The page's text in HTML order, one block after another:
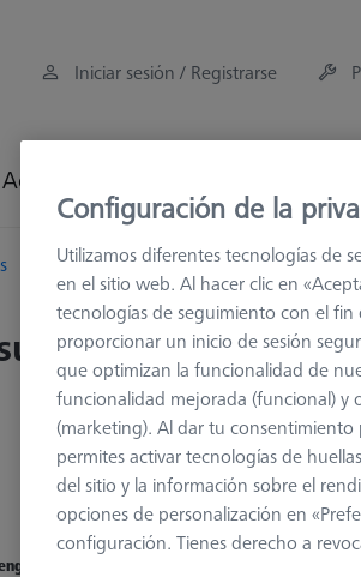
Iniciar sesión / Registrarse
Accesorios de la máquina
Palpadores M2 Palpadores
(L)
Configuración de la
Utilizamos diferentes tecnologías de
en el sitio web. Al hacer clic en
tecnologías de seguimiento con el
proporcionar un inicio de sesión
que optimizan la funcionalidad de
funcionalidad mejorada (funcional) y
(marketing). Al dar tu
permites activar tecnologías de
del sitio y la información sobre el
opciones de personalización en
configuración. Tienes derecho a